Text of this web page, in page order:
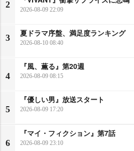
2 2026-08-09 22:09
3
夏ドラマ序盤、満足度ランキング
2026-08-10 08:40
4
『風、薫る』第20週
2026-08-09 08:15
5
『優しい男』放送スタート
2026-08-09 17:20
6
『マイ・フィクション』第7話
2026-08-09 23:10